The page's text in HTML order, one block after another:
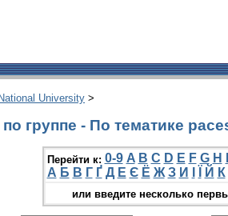
University >
группе - По тематике
Перейти к: 0-9 A B C D E F G H
А Б В Г Ґ Д Е Є Ё Ж З И Й К
или введите несколько